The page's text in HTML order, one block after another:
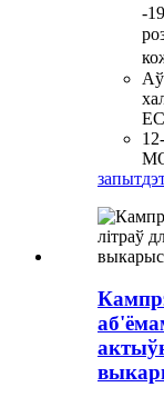
-
запыт